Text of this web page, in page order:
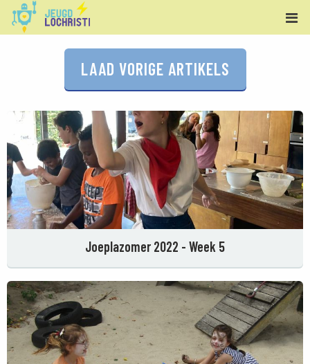
LAAD VORIGE ARTIKELS
Joeplazomer 2022 - Week 5